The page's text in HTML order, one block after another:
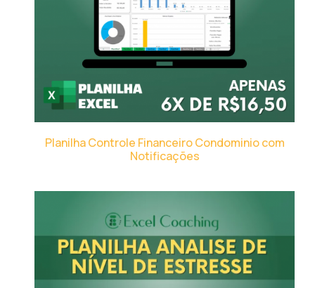
Planilha Controle Financeiro Condominio com
Notificações